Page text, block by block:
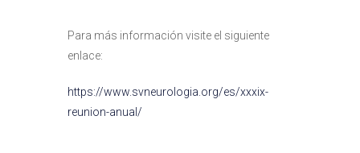
Para más información visite el siguiente
enlace:
https://www.svneurologia.org/es/xxxix-
reunion-anual/